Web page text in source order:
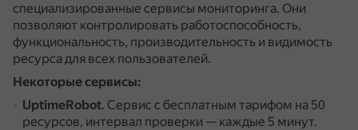
специализированные сервисы мониторинга. Они
позволяют контролировать работоспособность,
функциональность, производительность и видимость
ресурса для всех пользователей.
Некоторые сервисы:
UptimeRobot. Сервис с бесплатным тарифом на 50
ресурсов, интервал проверки — каждые 5 минут.